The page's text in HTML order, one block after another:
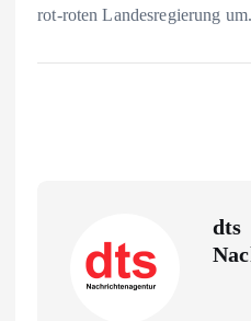
rot-roten Landesregierung um.
dts